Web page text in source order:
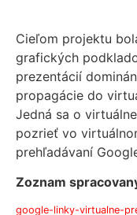
Cieľom projektu
grafických
prezentácií
propagácie do
Jedná sa o
pozrieť vo
prehľadávaní
Zoznam
google-linky-virtualne-